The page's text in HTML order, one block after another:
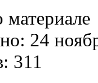
24
311